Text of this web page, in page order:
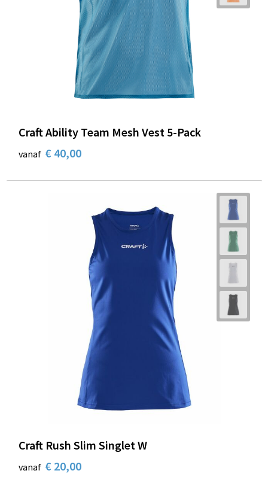
Craft Ability Team Mesh Vest 5-Pack
vanaf € 40,00
Craft Rush Slim Singlet W
vanaf € 20,00